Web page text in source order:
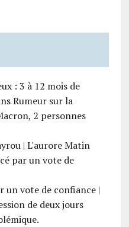
: 3 à 12 mois de
Rumeur sur la
2 personnes
| L'aurore Matin
par un vote de
un vote de confiance |
de deux jours